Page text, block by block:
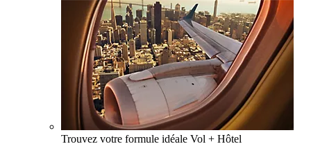
Trouvez votre formule idéale Vol + Hôtel